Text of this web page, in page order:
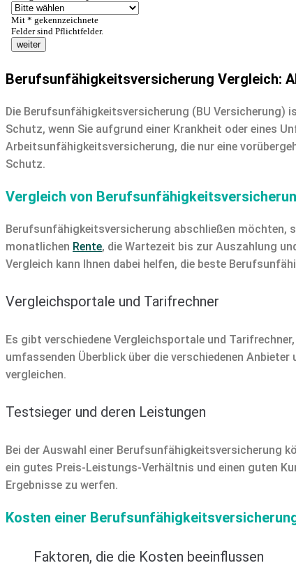
Berufsunfähigkeitsversicherung Vergleich:
Die Berufsunfähigkeitsversicherung (BU Versicherung)
Schutz, wenn Sie aufgrund einer Krankheit oder eines
Arbeitsunfähigkeitsversicherung, die nur eine
Schutz.
Vergleich von
Berufsunfähigkeitsversicherung abschließen möchten,
monatlichen Rente, die Wartezeit bis zur Auszahlung
Vergleich kann Ihnen dabei helfen, die beste
Vergleichsportale und Tarifrechner
Es gibt verschiedene Vergleichsportale und
umfassenden Überblick über die verschiedenen
vergleichen.
Testsieger und deren Leistungen
Bei der Auswahl einer Berufsunfähigkeitsversicherung
ein gutes Preis-Leistungs-Verhältnis und einen guten
Ergebnisse zu werfen.
Kosten einer
Faktoren, die die Kosten beeinflussen